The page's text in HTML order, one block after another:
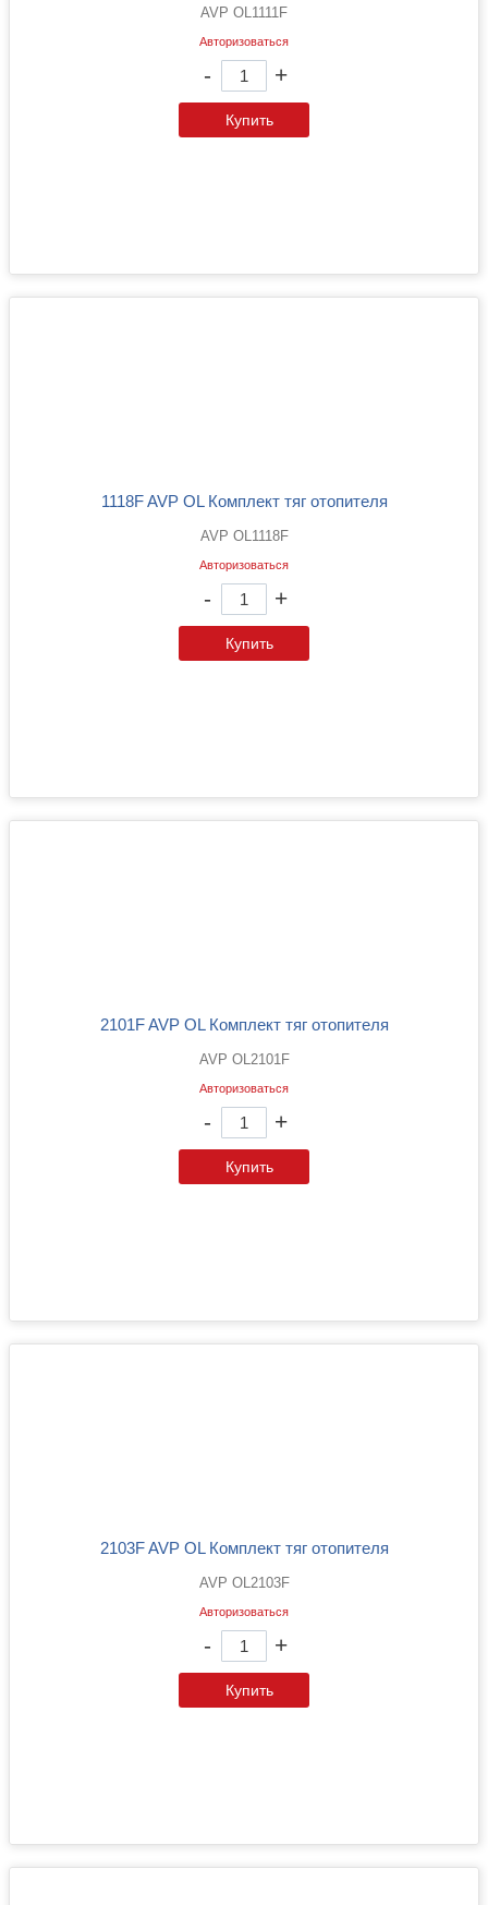
AVP OL1111F
Авторизоваться
- +
Купить
1118F AVP OL Комплект тяг отопителя
AVP OL1118F
Авторизоваться
- +
Купить
2101F AVP OL Комплект тяг отопителя
AVP OL2101F
Авторизоваться
- +
Купить
2103F AVP OL Комплект тяг отопителя
AVP OL2103F
Авторизоваться
- +
Купить